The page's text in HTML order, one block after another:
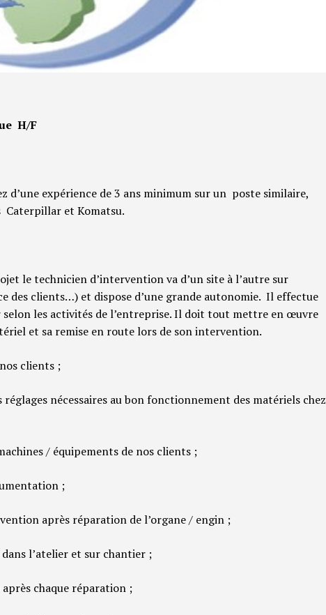
H/F
d’une expérience de 3 ans minimum sur un poste similaire,
Caterpillar et Komatsu.
le technicien d’intervention va d’un site à l’autre sur
des clients…) et dispose d’une grande autonomie. Il effectue
selon les activités de l’entreprise. Il doit tout mettre en œuvre
et sa remise en route lors de son intervention.
clients ;
nécessaires au bon fonctionnement des matériels chez
/ équipements de nos clients ;
;
après réparation de l’organe / engin ;
l’atelier et sur chantier ;
chaque réparation ;